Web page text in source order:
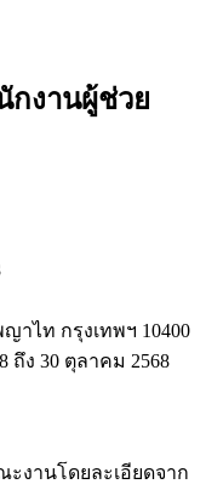
กงานผู้ช่วย
าไท กรุงเทพฯ 10400
ถึง 30 ตุลาคม 2568
งานโดยละเอียดจาก